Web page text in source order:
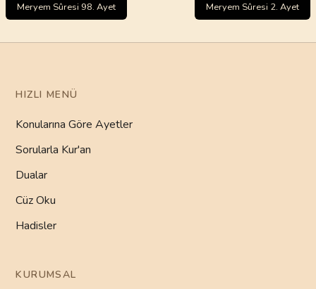
Meryem Sûresi 98. Ayet Meryem Sûresi 2. Ayet
HIZLI MENÜ
Konularına Göre Ayetler
Sorularla Kur'an
Dualar
Cüz Oku
Hadisler
KURUMSAL